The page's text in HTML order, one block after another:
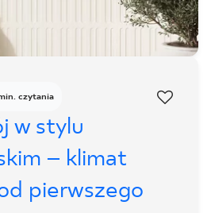
czytania
w stylu
– klimat
pierwszego